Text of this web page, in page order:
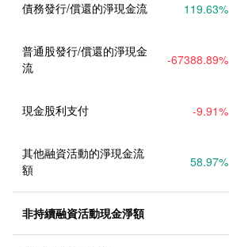
債務發行/償還的淨現金流 119.63%
普通股發行/償還的淨現金
流
-67388.89%
現金股利支付 -9.91%
其他融資活動的淨現金流
額
58.97%
非持續融資活動現金淨額